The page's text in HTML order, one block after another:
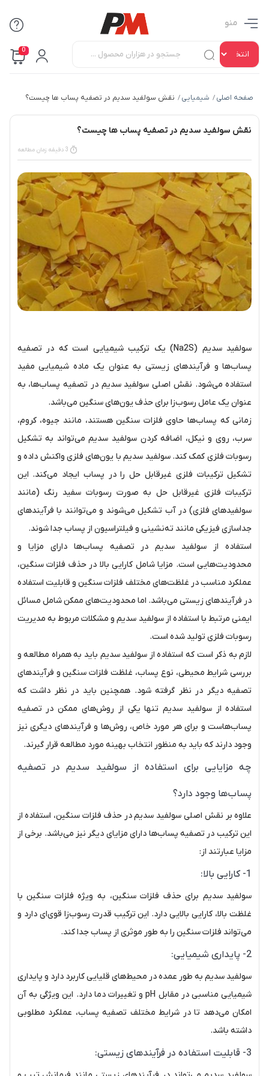
منو
0
صفحه اصلی / شیمیایی / نقش سولفید سدیم در تصفیه پساب ها چیست؟
نقش سولفید سدیم در تصفیه پساب ها چیست؟
3 دقیقه زمان مطالعه
سولفید سدیم (Na2S) یک ترکیب شیمیایی است که در تصفیه
پساب‌ها و فرآیندهای زیستی به عنوان یک ماده شیمیایی مفید
استفاده می‌شود. نقش اصلی سولفید سدیم در تصفیه پساب‌ها، به
عنوان یک عامل رسوب‌زا برای حذف یون‌های سنگین می‌باشد.
زمانی که پساب‌ها حاوی فلزات سنگین هستند، مانند جیوه، کروم،
سرب، روی و نیکل، اضافه کردن سولفید سدیم می‌تواند به تشکیل
رسوبات فلزی کمک کند. سولفید سدیم با یون‌های فلزی واکنش داده و
تشکیل ترکیبات فلزی غیرقابل حل را در پساب ایجاد می‌کند. این
ترکیبات فلزی غیرقابل حل به صورت رسوبات سفید رنگ (مانند
سولفیدهای فلزی) در آب تشکیل می‌شوند و می‌توانند با فرآیندهای
جداسازی فیزیکی مانند ته‌نشینی و فیلتراسیون از پساب جدا شوند.
استفاده از سولفید سدیم در تصفیه پساب‌ها دارای مزایا و
محدودیت‌هایی است. مزایا شامل کارایی بالا در حذف فلزات سنگین،
عملکرد مناسب در غلظت‌های مختلف فلزات سنگین و قابلیت استفاده
در فرآیندهای زیستی می‌باشد. اما محدودیت‌های ممکن شامل مسائل
ایمنی مرتبط با استفاده از سولفید سدیم و مشکلات مربوط به مدیریت
رسوبات فلزی تولید شده است.
لازم به ذکر است که استفاده از سولفید سدیم باید به همراه مطالعه و
بررسی شرایط محیطی، نوع پساب، غلظت فلزات سنگین و فرآیندهای
تصفیه دیگر در نظر گرفته شود. همچنین باید در نظر داشت که
استفاده از سولفید سدیم تنها یکی از روش‌های ممکن در تصفیه
پساب‌هاست و برای هر مورد خاص، روش‌ها و فرآیندهای دیگری نیز
وجود دارند که باید به منظور انتخاب بهینه مورد مطالعه قرار گیرند.
چه مزایایی برای استفاده از سولفید سدیم در تصفیه
پساب‌ها وجود دارد؟
علاوه بر نقش اصلی سولفید سدیم در حذف فلزات سنگین، استفاده از
این ترکیب در تصفیه پساب‌ها دارای مزایای دیگر نیز می‌باشد. برخی از
مزایا عبارتند از:
1- کارایی بالا:
سولفید سدیم برای حذف فلزات سنگین، به ویژه فلزات سنگین با
غلظت بالا، کارایی بالایی دارد. این ترکیب قدرت رسوب‌زا قوی‌ای دارد و
می‌تواند فلزات سنگین را به طور موثری از پساب جدا کند.
2- پایداری شیمیایی:
سولفید سدیم به طور عمده در محیط‌های قلیایی کاربرد دارد و پایداری
شیمیایی مناسبی در مقابل pH و تغییرات دما دارد. این ویژگی به آن
امکان می‌دهد تا در شرایط مختلف تصفیه پساب، عملکرد مطلوبی
داشته باشد.
3- قابلیت استفاده در فرآیندهای زیستی: